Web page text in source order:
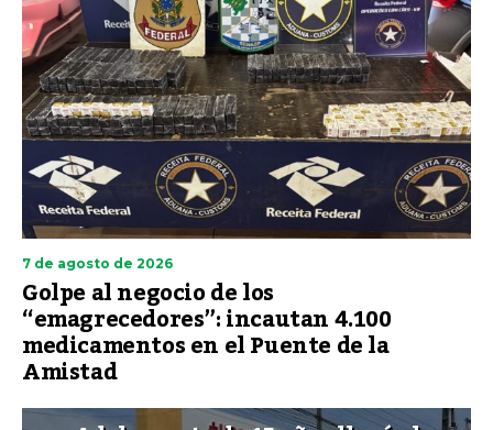
7 de agosto de 2026
Golpe al negocio de los
“emagrecedores”: incautan 4.100
medicamentos en el Puente de la
Amistad